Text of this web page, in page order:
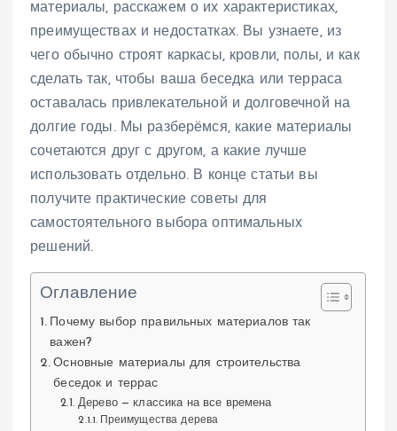
материалы, расскажем о их характеристиках,
преимуществах и недостатках. Вы узнаете, из
чего обычно строят каркасы, кровли, полы, и как
сделать так, чтобы ваша беседка или терраса
оставалась привлекательной и долговечной на
долгие годы. Мы разберёмся, какие материалы
сочетаются друг с другом, а какие лучше
использовать отдельно. В конце статьи вы
получите практические советы для
самостоятельного выбора оптимальных
решений.
Оглавление
Почему выбор правильных материалов так
важен?
Основные материалы для строительства
беседок и террас
Дерево — классика на все времена
Преимущества дерева